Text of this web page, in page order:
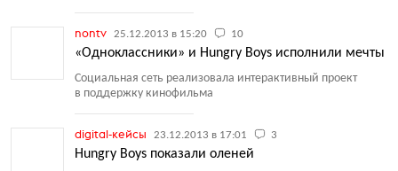
nontv 25.12.2013 в 15:20 10
«Одноклассники» и Hungry Boys исполнили мечты
Социальная сеть реализовала интерактивный проект
в поддержку кинофильма
digital-кейсы 23.12.2013 в 17:01 3
Hungry Boys показали оленей